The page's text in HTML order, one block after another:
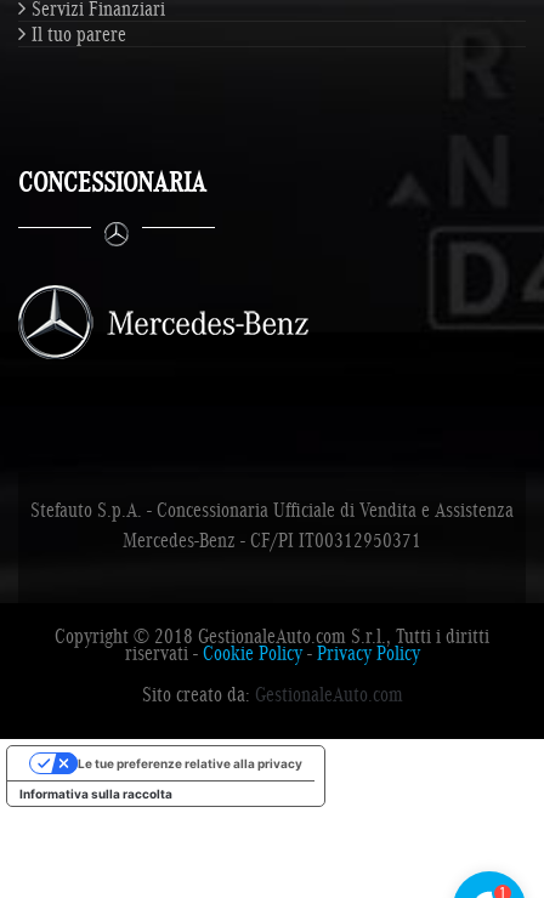
Servizi Finanziari
Il tuo parere
CONCESSIONARIA
Stefauto S.p.A. - Concessionaria Ufficiale di Vendita e Assistenza
Mercedes-Benz - CF/PI IT00312950371
Copyright © 2018 GestionaleAuto.com S.r.l., Tutti i diritti
riservati -Cookie Policy-Privacy Policy
Sito creato da: GestionaleAuto.com
Informativa sulla raccolta
Le tue preferenze relative alla privacy
1
BENVENUTO